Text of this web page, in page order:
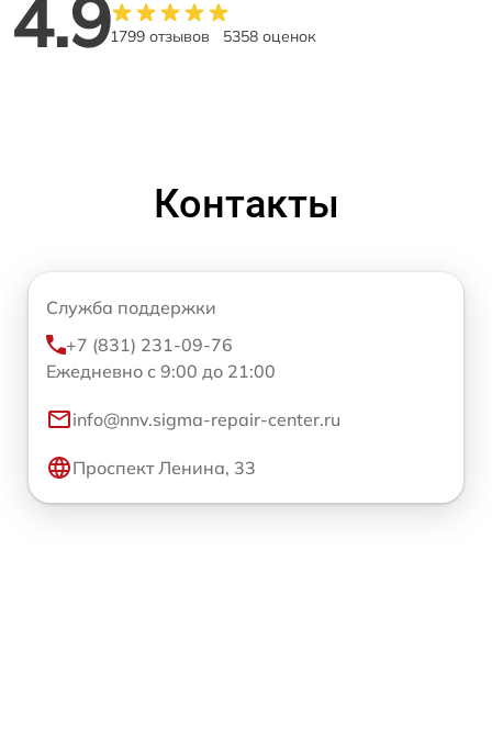
4.91799 отзывов 5358 оценок
Контакты
Служба поддержки
+7 (831) 231-09-76
Ежедневно с 9:00 до 21:00
info@nnv.sigma-repair-center.ru
Проспект Ленина, 33